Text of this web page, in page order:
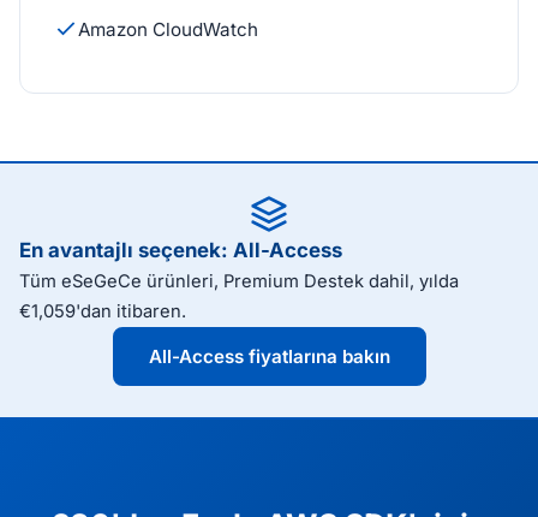
Amazon CloudWatch
En avantajlı seçenek: All-Access
Tüm eSeGeCe ürünleri, Premium Destek dahil, yılda
€1,059'dan itibaren.
All-Access fiyatlarına bakın